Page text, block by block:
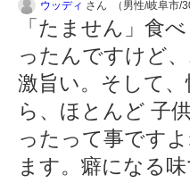
ウッディ さん （男性/岐阜市/
「たません」食
ったんですけど
激旨い。そして
ら、ほとんど 子
ったって事です
ます。癖になる